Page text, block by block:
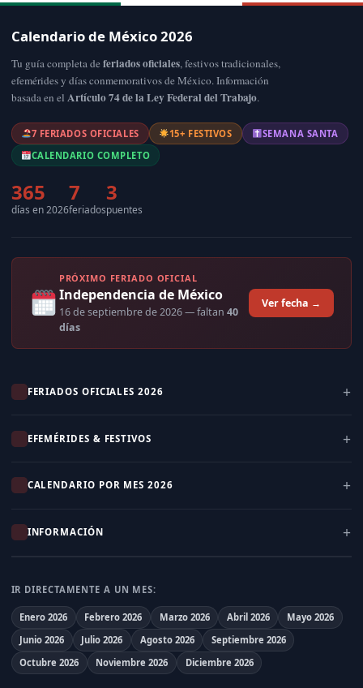
Calendario de México 2026
Tu guía completa de feriados oficiales, festivos tradicionales,
efemérides y días conmemorativos de México. Información
basada en el Artículo 74 de la Ley Federal del Trabajo.
7 FERIADOS OFICIALES 15+ FESTIVOS
SEMANA SANTA
CALENDARIO COMPLETO
365
días en 2026
7
feriados
3
puentes
PRÓXIMO FERIADO OFICIAL
Independencia de México
16 de septiembre de 2026— faltan 40
días
Ver fecha →
FERIADOS OFICIALES 2026
EFEMÉRIDES & FESTIVOS
CALENDARIO POR MES 2026
INFORMACIÓN
IR DIRECTAMENTE A UN MES:
Enero 2026 Febrero 2026 Marzo 2026 Abril 2026
Mayo 2026
Junio 2026
Julio 2026 Agosto 2026
Septiembre 2026
Octubre 2026
Noviembre 2026 Diciembre 2026